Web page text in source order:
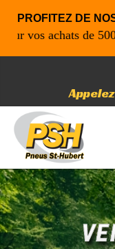
PROFITEZ DE
achats de 500$